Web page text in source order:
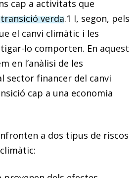
cap a activitats que
transició verda.1 I, segon, pels
el canvi climàtic i les
lo comporten. En aquest
en l’anàlisi de les
sector financer del canvi
cap a una economia
a dos tipus de riscos